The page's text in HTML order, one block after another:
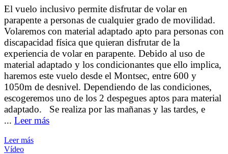
El vuelo inclusivo permite disfrutar de volar en
parapente a personas de cualquier grado de movilidad.
Volaremos con material adaptado apto para personas con
discapacidad física que quieran disfrutar de la
experiencia de volar en parapente. Debido al uso de
material adaptado y los condicionantes que ello implica,
haremos este vuelo desde el Montsec, entre 600 y
1050m de desnivel. Dependiendo de las condiciones,
escogeremos uno de los 2 despegues aptos para material
adaptado. Se realiza por las mañanas y las tardes, e
... Leer más
Leer más
Vídeo